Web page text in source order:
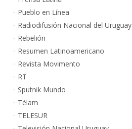
Pueblo en Línea
Radiodifusión Nacional del Uruguay
Rebelión
Resumen Latinoamericano
Revista Movimento
RT
Sputnik Mundo
Télam
TELESUR